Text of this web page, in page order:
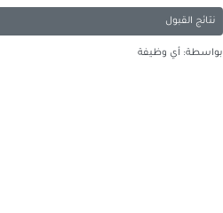
نتائج القبول
بواسطة: أي وظيفة